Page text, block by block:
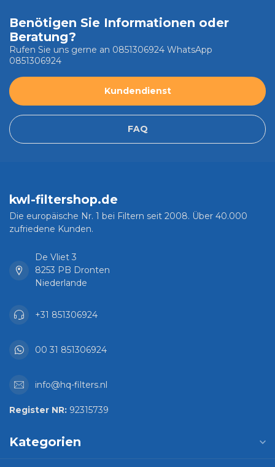
Benötigen Sie Informationen oder
Beratung?
Rufen Sie uns gerne an 0851306924 WhatsApp
0851306924
Kundendienst
FAQ
kwl-filtershop.de
Die europäische Nr. 1 bei Filtern seit 2008. Über 40.000
zufriedene Kunden.
De Vliet 3
8253 PB Dronten
Niederlande
+31 851306924
00 31 851306924
info@hq-filters.nl
Register NR: 92315739
Kategorien